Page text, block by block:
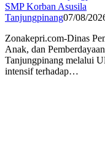
SMP Korban Asusila
Tanjungpinang07/08/
Zonakepri.com-Dinas
Anak, dan
Tanjungpinang melalui
intensif terhadap…